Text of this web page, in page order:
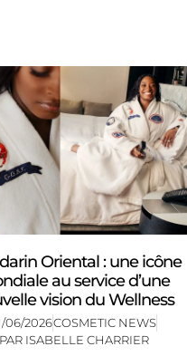
Oriental : une icône
au service d’une
vision du Wellness
06/2026COSMETIC NEWS
PAR ISABELLE CHARRIER